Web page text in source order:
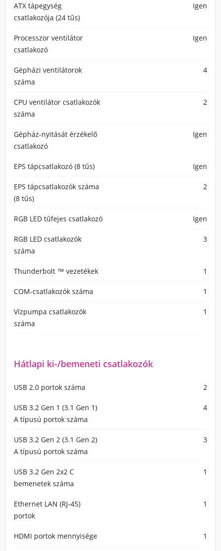
ATX tápegység
csatlakozója (24 tűs)
Igen
Processzor ventilátor
csatlakozó
Igen
Gépházi ventilátorok
száma
4
CPU ventilátor csatlakozók
száma
2
Gépház-nyitását érzékelő
csatlakozó
Igen
EPS tápcsatlakozó (8 tűs) Igen
EPS tápcsatlakozók száma
(8 tűs)
2
RGB LED tűfejes csatlakozó Igen
RGB LED csatlakozók
száma
3
Thunderbolt ™ vezetékek 1
COM-csatlakozók száma 1
Vízpumpa csatlakozók
száma
1
Hátlapi ki-/bemeneti csatlakozók
USB 2.0 portok száma 2
USB 3.2 Gen 1 (3.1 Gen 1)
A típusú portok száma
4
USB 3.2 Gen 2 (3.1 Gen 2)
A típusú portok száma
3
USB 3.2 Gen 2x2 C
bemenetek száma
1
Ethernet LAN (RJ-45)
portok
1
HDMI portok mennyisége 1